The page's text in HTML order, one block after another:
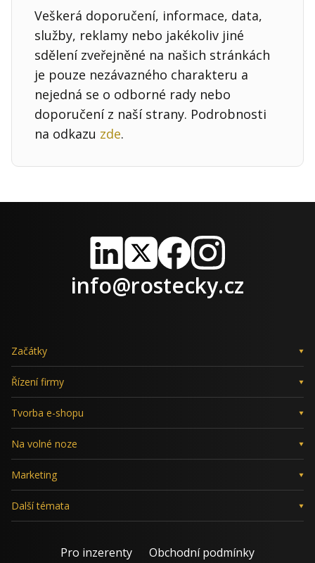
Veškerá doporučení, informace, data,
služby, reklamy nebo jakékoliv jiné
sdělení zveřejněné na našich stránkách
je pouze nezávazného charakteru a
nejedná se o odborné rady nebo
doporučení z naší strany. Podrobnosti
na odkazu zde.
LinkedIn
X FacebookInstagram
info@rostecky.cz
Začátky
Řízení firmy
Tvorba e-shopu
Na volné noze
Marketing
Další témata
Pro inzerenty Obchodní podmínky